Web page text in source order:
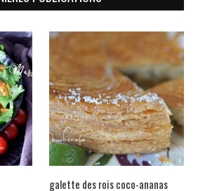
galette des rois coco-ananas